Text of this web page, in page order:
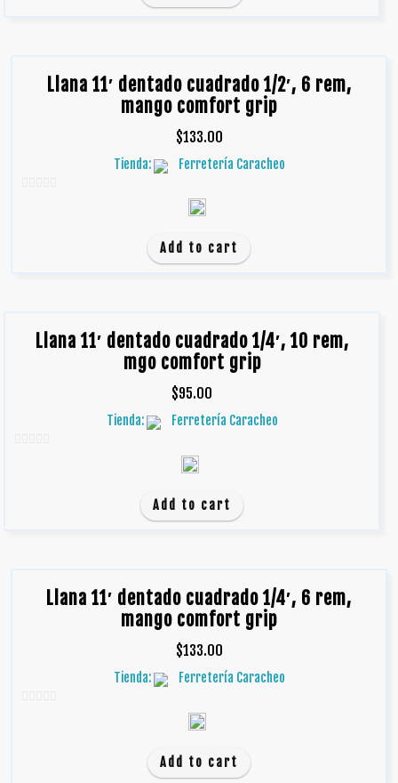
Llana 11′ dentado cuadrado 1/2′, 6 rem,
mango comfort grip
$133.00
Tienda: Ferretería Caracheo
Add to cart
Llana 11′ dentado cuadrado 1/4′, 10 rem,
mgo comfort grip
$95.00
Tienda: Ferretería Caracheo
Add to cart
Llana 11′ dentado cuadrado 1/4′, 6 rem,
mango comfort grip
$133.00
Tienda: Ferretería Caracheo
Add to cart